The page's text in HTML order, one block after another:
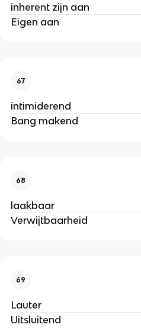
inherent zijn aan
Eigen aan
67
intimiderend
Bang makend
68
laakbaar
Verwijtbaarheid
69
Lauter
Uitsluitend